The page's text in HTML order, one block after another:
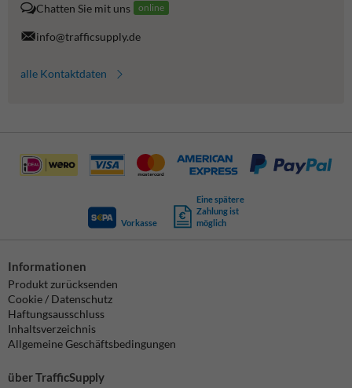
Chatten Sie mit uns online
info@trafficsupply.de
alle Kontaktdaten
Vorkasse
Eine spätere
Zahlung ist
möglich
Informationen
Produkt zurücksenden
Cookie / Datenschutz
Haftungsausschluss
Inhaltsverzeichnis
Allgemeine Geschäftsbedingungen
über TrafficSupply